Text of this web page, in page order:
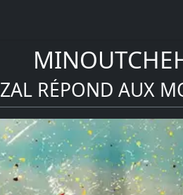
ZAL RÉPOND AUX